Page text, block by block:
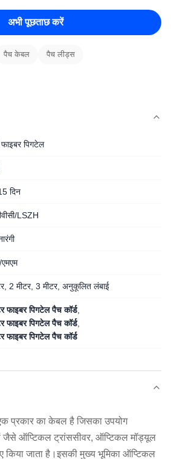
अभी पूछताछ करें
पैच केबल पैच लीड्स
पिगटेल
दिन
LSZH
2 मीटर, 3 मीटर, अनुकूलित लंबाई
फाइबर पिगटेल पैच कॉर्ड,
फाइबर पिगटेल पैच कॉर्ड,
फाइबर पिगटेल पैच कॉर्ड
प्रकार का केबल है जिसका उपयोग
जैसे ऑप्टिकल ट्रांससीवर, ऑप्टिकल मॉड्यूल
किया जाता है।इसकी मुख्य भूमिका ऑप्टिकल